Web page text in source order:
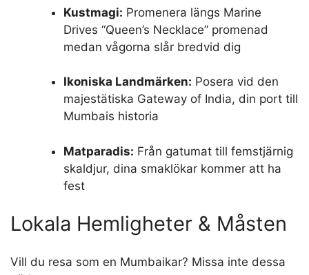
Kustmagi: Promenera längs Marine
Drives “Queen’s Necklace” promenad
medan vågorna slår bredvid dig
Ikoniska Landmärken: Posera vid den
majestätiska Gateway of India, din port till
Mumbais historia
Matparadis: Från gatumat till femstjärnig
skaldjur, dina smaklökar kommer att ha
fest
Lokala Hemligheter & Måsten
Vill du resa som en Mumbaikar? Missa inte dessa